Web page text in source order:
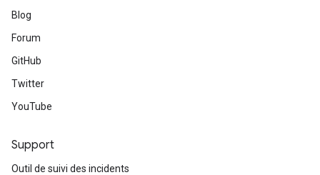
Blog
Forum
GitHub
Twitter
YouTube
Support
Outil de suivi des incidents